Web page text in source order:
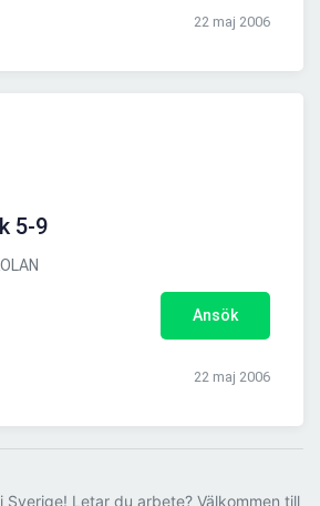
22 maj 2006
5-9
Ansök
22 maj 2006
Sverige! Letar du arbete? Välkommen till